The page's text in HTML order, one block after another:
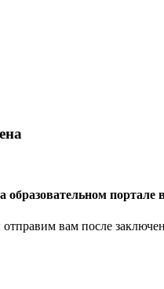
портале
вам после